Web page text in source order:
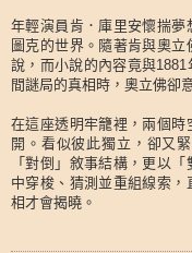
年輕演員肯．庫里安懷揣夢
圖克的世界。隨著肯與奧
說，而小說的內容竟與
間謎局的真相時，奧立佛卻
在這座透明牢籠裡，兩個
開。看似彼此獨立，卻又
「對倒」敘事結構，更以
中穿梭、猜測並重組線索
相才會揭曉。